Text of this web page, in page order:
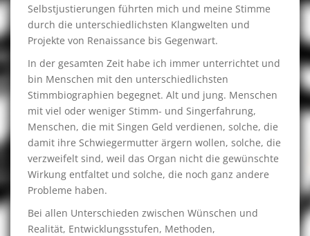
Selbstjustierungen führten mich und meine Stimme
durch die unterschiedlichsten Klangwelten und
Projekte von Renaissance bis Gegenwart.
In der gesamten Zeit habe ich immer unterrichtet und
bin Menschen mit den unterschiedlichsten
Stimmbiographien begegnet. Alt und jung. Menschen
mit viel oder weniger Stimm- und Singerfahrung,
Menschen, die mit Singen Geld verdienen, solche, die
damit ihre Schwiegermutter ärgern wollen, solche, die
verzweifelt sind, weil das Organ nicht die gewünschte
Wirkung entfaltet und solche, die noch ganz andere
Probleme haben.
Bei allen Unterschieden zwischen Wünschen und
Realität, Entwicklungsstufen, Methoden,